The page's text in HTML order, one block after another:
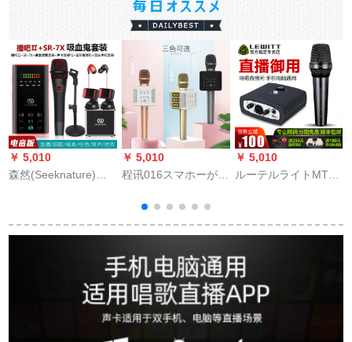
￥ 5,010
森然(Seeknature)森
电话PCサントドK歌
代目电音版+SR-7 X吸
￥ 5,010
程讯016スマホーがマ
のマイクブルーoth无
线ガイとコーラスカ
にします。三本で
す。
￥ 5,010
ルーテルライトMTP
ードドド携帯テープ
录音キャスター设备
フルトライトヴェー
ル